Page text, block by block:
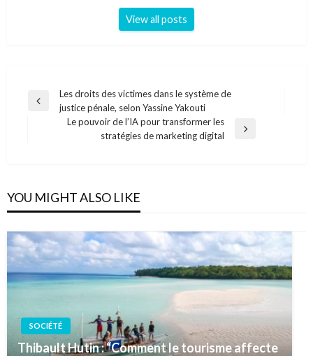
View all posts
Navigation
Previous
Les droits des victimes dans le système de
justice pénale, selon Yassine Yakouti
Le pouvoir de l’IA pour transformer les
stratégies de marketing digital
YOU MIGHT ALSO LIKE
SOCIÉTÉ
Thibault Hutin : “Comment le tourisme affecte